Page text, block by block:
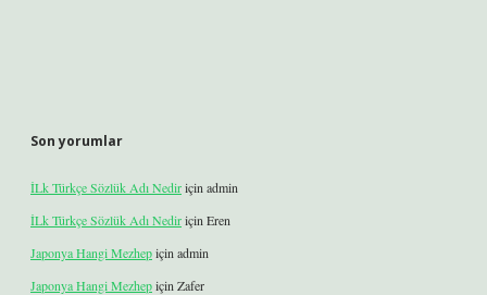
Son yorumlar
İLk Türkçe Sözlük Adı Nediriçin admin
İLk Türkçe Sözlük Adı Nediriçin Eren
Japonya Hangi Mezhepiçin admin
Japonya Hangi Mezhepiçin Zafer